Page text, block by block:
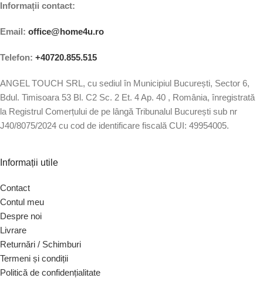
Informații contact:
Email: office@home4u.ro
Telefon: +40720.855.515
ANGEL TOUCH SRL, cu sediul în Municipiul București, Sector 6,
Bdul. Timisoara 53 Bl. C2 Sc. 2 Et. 4 Ap. 40 , România, înregistrată
la Registrul Comerțului de pe lângă Tribunalul București sub nr
J40/8075/2024 cu cod de identificare fiscală CUI: 49954005.
Informații utile
Contact
Contul meu
Despre noi
Livrare
Returnări / Schimburi
Termeni și condiții
Politică de confidențialitate